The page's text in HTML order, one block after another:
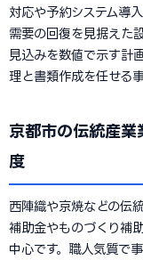
対応や予約システム導
需要の回復を見据えた
見込みを数値で示す計
理と書類作成を任せる
京都市の伝統産業
度
西陣織や京焼などの伝
補助金やものづくり補
中心です。職人気質で